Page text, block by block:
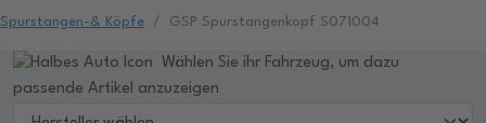
Spurstangen-& Köpfe GSP Spurstangenkopf S071004
Wählen Sie ihr Fahrzeug, um dazu
passende Artikel anzuzeigen